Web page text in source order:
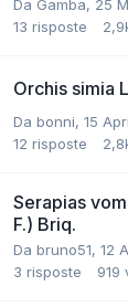
Da Gamba, 25
13 risposte
Orchis simia
Da bonni, 15
12 risposte
Serapias
F.) Briq.
Da bruno51, 12
3 risposte 919